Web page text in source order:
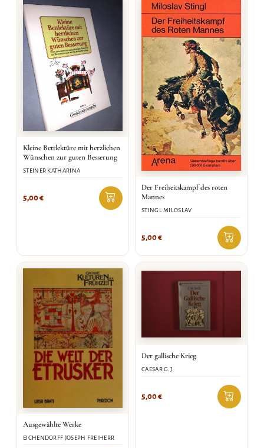
Kleine Bettlektüre mit herzlichen
Wünschen zur guten Besserung
STEINER KATHARINA
5,00€
Der Freiheitskampf des roten
Mannes
STINGL MILOSLAV
5,00€
Ausgewählte Werke
EICHENDORFF JOSEPH FREIHERR
Der gallische Krieg
CAESAR G.J.
5,00€